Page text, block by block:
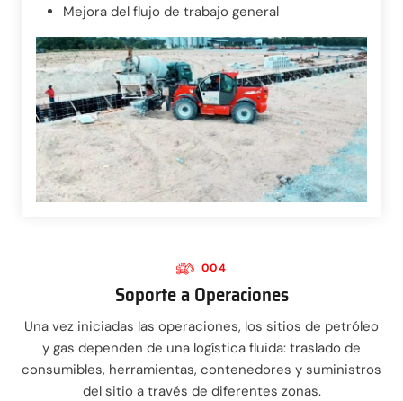
Mejora del flujo de trabajo general
004
Soporte a Operaciones
Una vez iniciadas las operaciones, los sitios de petróleo
y gas dependen de una logística fluida: traslado de
consumibles, herramientas, contenedores y suministros
del sitio a través de diferentes zonas.